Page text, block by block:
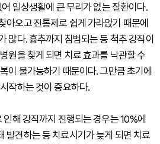
일상생활에 큰 무리가 없는 질환이다.
아오고 진통제로 쉽게 가라앉기 때문에
많다. 흉추까지 침범되는 등 척추 강직이
원을 찾게 되면 치료 효과를 낙관할 수
이 불가능하기 때문이다. 그만큼 초기에
작하는 것이 중요하다.
해 강직까지 진행되는 경우는 10%에
발견하는 등 치료시기가 늦게 되면 치료